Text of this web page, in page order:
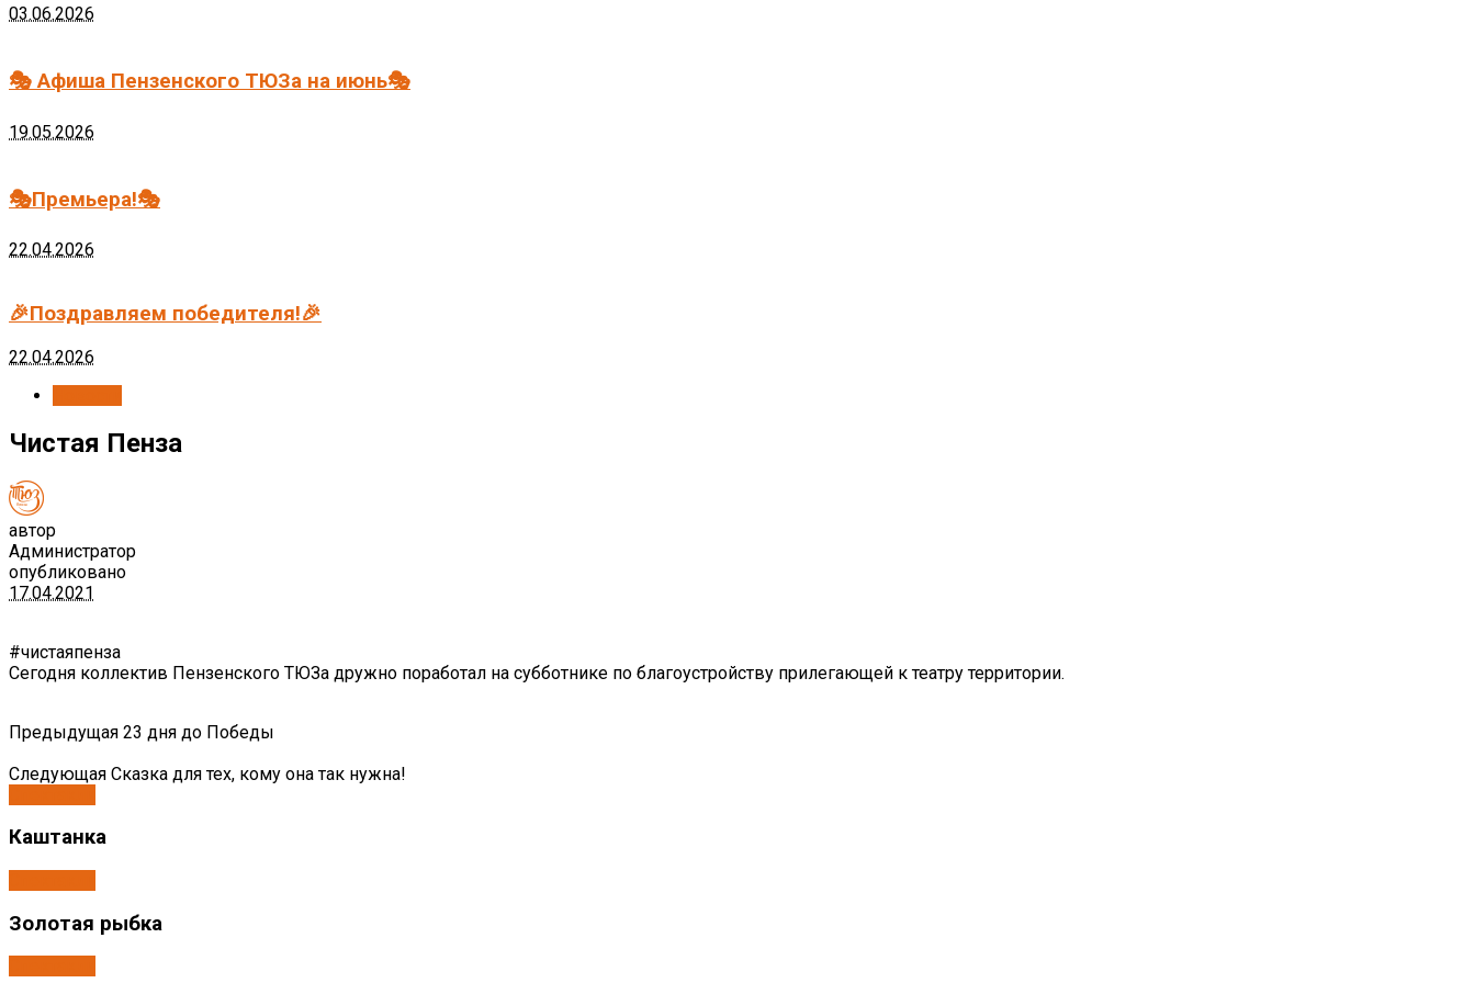
03.06.2026
🎭 Афиша Пензенского ТЮЗа на июнь🎭
19.05.2026
🎭Премьера!🎭
22.04.2026
🎉Поздравляем победителя!🎉
22.04.2026
Чистая Пенза
автор
Администратор
опубликовано
17.04.2021
#чистаяпенза
Сегодня коллектив Пензенского ТЮЗа дружно поработал на субботнике по благоустройству прилегающей к театру территории.
Предыдущая 23 дня до Победы
Следующая Сказка для тех, кому она так нужна!
Каштанка
Золотая рыбка